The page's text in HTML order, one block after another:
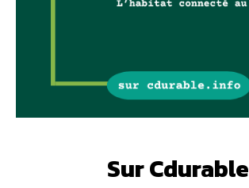
Sur Cdurable